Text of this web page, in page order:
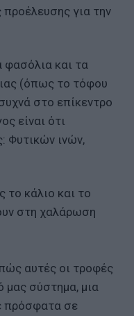
για την
και τα
(όπως το τόφου
στο επίκεντρο
είναι ότι
Φυτικών ινών,
κάλιο και το
στη χαλάρωση
αυτές οι τροφές
μας σύστημα, μια
πρόσφατα σε